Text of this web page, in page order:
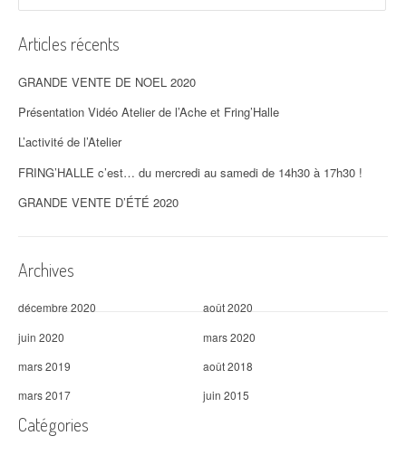
Articles récents
GRANDE VENTE DE NOEL 2020
Présentation Vidéo Atelier de l’Ache et Fring’Halle
L’activité de l’Atelier
FRING’HALLE c’est… du mercredi au samedi de 14h30 à 17h30 !
GRANDE VENTE D’ÉTÉ 2020
Archives
décembre 2020
août 2020
juin 2020
mars 2020
mars 2019
août 2018
mars 2017
juin 2015
Catégories